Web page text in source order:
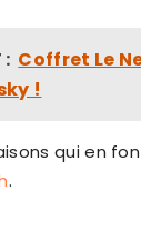
: Coffret Le
!
qui en
.